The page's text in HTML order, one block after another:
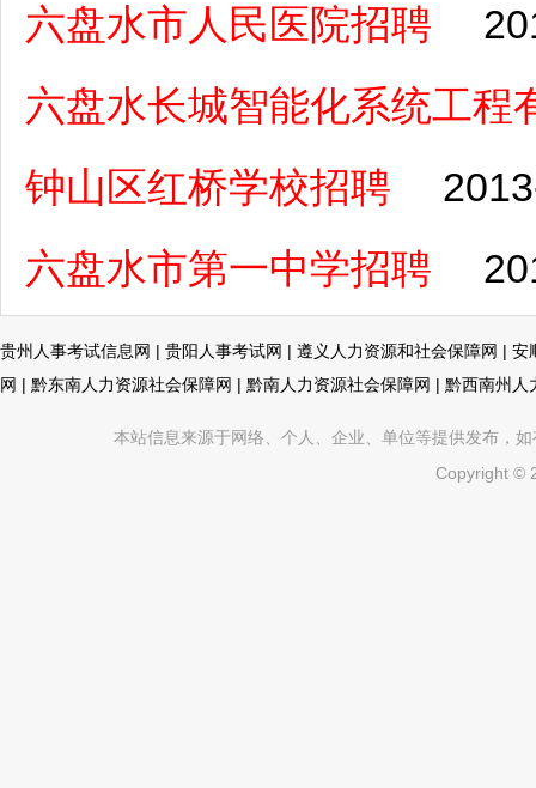
六盘水市人民医院招聘
六盘水长城智能化系统工程
钟山区红桥学校招聘
六盘水市第一中学招聘
贵州人事考试信息网 | 贵阳人事考试网 | 遵义人力资源和社会保障网 | 安
网 | 黔东南人力资源社会保障网 | 黔南人力资源社会保障网 | 黔西南州人
本站信息来源于网络、个人、企业、单位等提供发布，
Copyright ©